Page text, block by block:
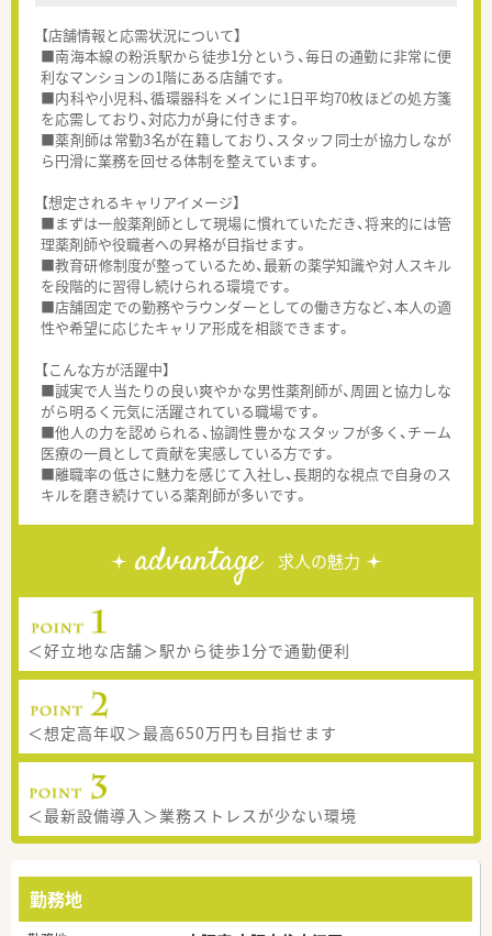
【店舗情報と応需状況について】
■南海本線の粉浜駅から徒歩1分という、毎日の通勤に非常に便
利なマンションの1階にある店舗です。
■内科や小児科、循環器科をメインに1日平均70枚ほどの処方箋
を応需しており、対応力が身に付きます。
■薬剤師は常勤3名が在籍しており、スタッフ同士が協力しなが
ら円滑に業務を回せる体制を整えています。
【想定されるキャリアイメージ】
■まずは一般薬剤師として現場に慣れていただき、将来的には管
理薬剤師や役職者への昇格が目指せます。
■教育研修制度が整っているため、最新の薬学知識や対人スキル
を段階的に習得し続けられる環境です。
■店舗固定での勤務やラウンダーとしての働き方など、本人の適
性や希望に応じたキャリア形成を相談できます。
【こんな方が活躍中】
■誠実で人当たりの良い爽やかな男性薬剤師が、周囲と協力しな
がら明るく元気に活躍されている職場です。
■他人の力を認められる、協調性豊かなスタッフが多く、チーム
医療の一員として貢献を実感している方です。
■離職率の低さに魅力を感じて入社し、長期的な視点で自身のス
キルを磨き続けている薬剤師が多いです。
advantage 求人の魅力
＜好立地な店舗＞駅から徒歩1分で通勤便利
＜想定高年収＞最高650万円も目指せます
＜最新設備導入＞業務ストレスが少ない環境
勤務地